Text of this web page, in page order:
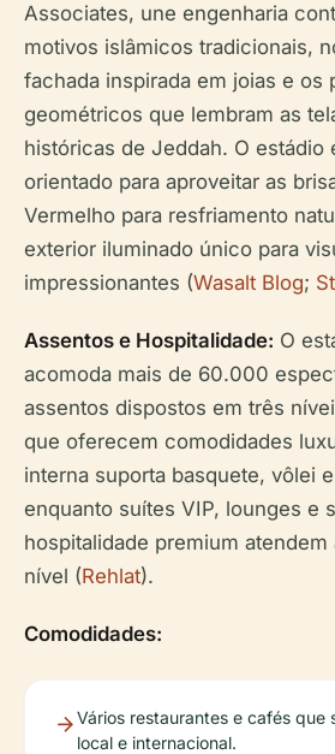
Associates, une engenharia
motivos islâmicos tradicionais,
fachada inspirada em joias e os
geométricos que lembram as
históricas de Jeddah. O estádio
orientado para aproveitar as
Vermelho para resfriamento
exterior iluminado único para
impressionantes (Wasalt Blog;
Assentos e Hospitalidade: O
acomoda mais de 60.000
assentos dispostos em três
que oferecem comodidades
interna suporta basquete, vôlei
enquanto suítes VIP, lounges e
hospitalidade premium
nível (Rehlat).
Comodidades:
Vários restaurantes e cafés que
local e internacional.